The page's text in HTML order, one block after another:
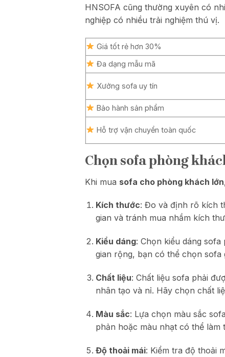
HNSOFA cũng thường xuyên có
nghiệp có nhiều trải nghiệm thú vị.
Giá tốt rẻ hơn 30%
Đa dạng mẫu mã
Xưởng sofa uy tín
Bảo hành sản phẩm
Hỗ trợ vận chuyển toàn quốc
Chọn sofa phòng
Khi mua sofa cho phòng khách lớn
Kích thước: Đo và định rõ kích
gian và tránh mua nhầm kích
Kiểu dáng: Chọn kiểu dáng
gian rộng, bạn có thể chọn sofa
Chất liệu: Chất liệu sofa phải
nhân tạo và nỉ. Hãy chọn chất
Màu sắc: Lựa chọn màu sắc
phản hoặc màu nhạt có thể làm
Độ thoải mái: Kiểm tra độ thoải